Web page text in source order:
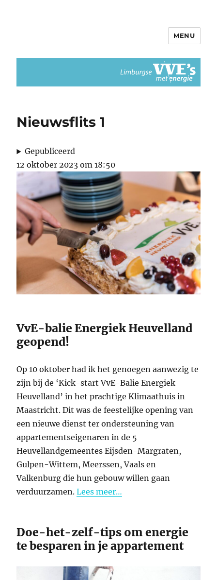
Limburgse VvEs met Energie
MENU
Nieuwsflits 1
Gepubliceerd
12 oktober 2023 om 18:50
VvE-balie Energiek Heuvelland
geopend!
Op 10 oktober had ik het genoegen aanwezig te
zijn bij de ‘Kick-start VvE-Balie Energiek
Heuvelland’ in het prachtige Klimaathuis in
Maastricht. Dit was de feestelijke opening van
een nieuwe dienst ter ondersteuning van
appartementseigenaren in de 5
Heuvellandgemeentes Eijsden-Margraten,
Gulpen-Wittem, Meerssen, Vaals en
Valkenburg die hun gebouw willen gaan
verduurzamen.Lees meer…
Doe-het-zelf-tips om energie
te besparen in je appartement